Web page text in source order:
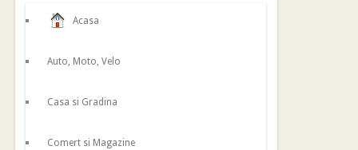
Acasa
Auto, Moto, Velo
Casa si Gradina
Comert si Magazine